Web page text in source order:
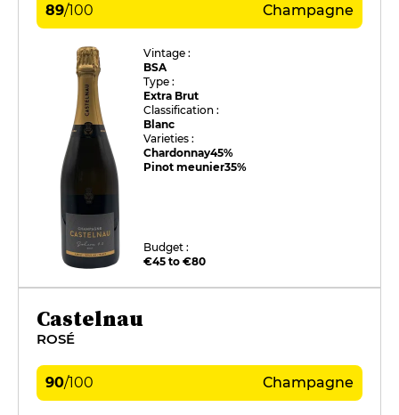
89/100 Champagne
Vintage :
BSA
Type :
Extra Brut
Classification :
Blanc
Varieties :
Chardonnay45%
Pinot meunier35%
Budget :
€45 to €80
Castelnau
ROSÉ
90/100 Champagne